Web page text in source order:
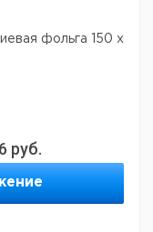
фольга 150 х
руб.